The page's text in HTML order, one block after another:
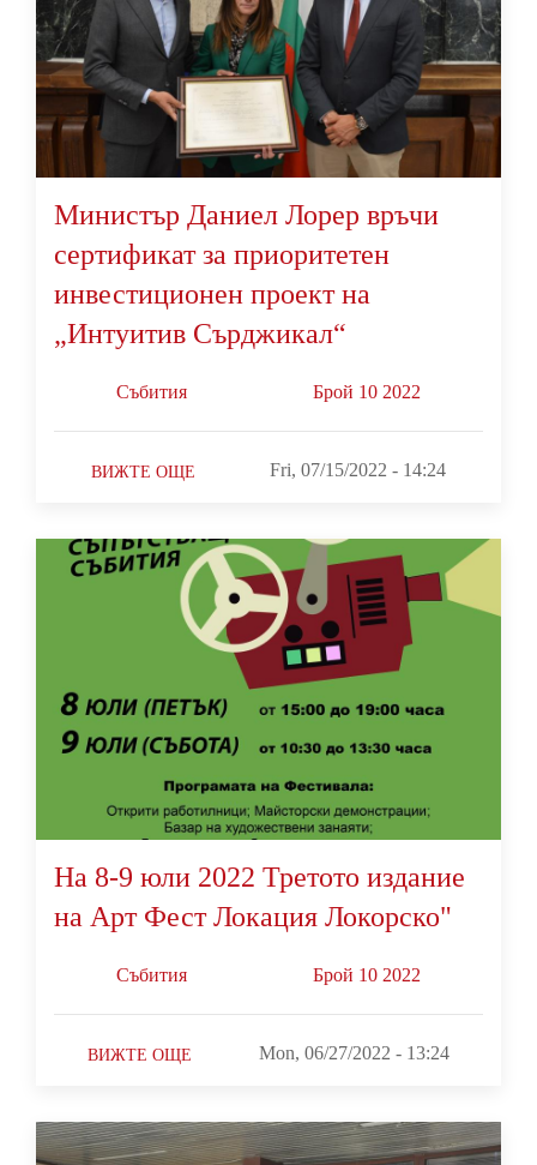
Министър Даниел Лорер връчи
сертификат за приоритетен
инвестиционен проект на
„Интуитив Сърджикал“
Събития Брой 10 2022
ВИЖТЕ ОЩЕ Fri, 07/15/2022 - 14:24
На 8-9 юли 2022 Третото издание
на Арт Фест Локация Локорско"
Събития Брой 10 2022
ВИЖТЕ ОЩЕ Mon, 06/27/2022 - 13:24